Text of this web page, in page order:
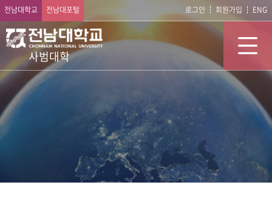
전남대학교 전남대포털 로그인 회원가입 ENG
사범대학